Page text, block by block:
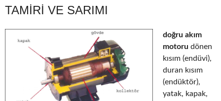
TAMIRI VE SARIMI
doğru akım
motoru dönen
kısım (endüvi),
duran kısım
(endüktör),
yatak, kapak,